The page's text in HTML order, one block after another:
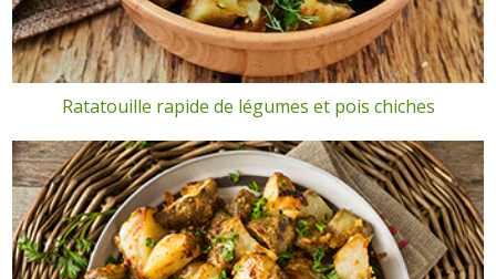
Ratatouille rapide de légumes et pois chiches